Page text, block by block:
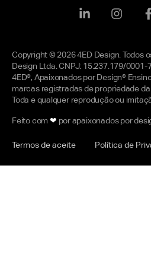
Copyright © 2026 4ED Design. Todos
Design Ltda. CNPJ: 15.237.179/0001-
4ED®, Apaixonados por Design®
marcas registradas de propriedade da
Toda e qualquer reprodução ou
Feito com❤ por apaixonados por
Termos de aceite Política de